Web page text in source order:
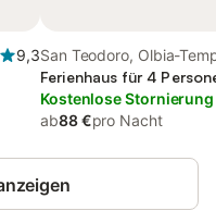
9,3San Teodoro, Olbia-
Ferienhaus für 4
Kostenlose Stornierung
ab88 €pro Nacht